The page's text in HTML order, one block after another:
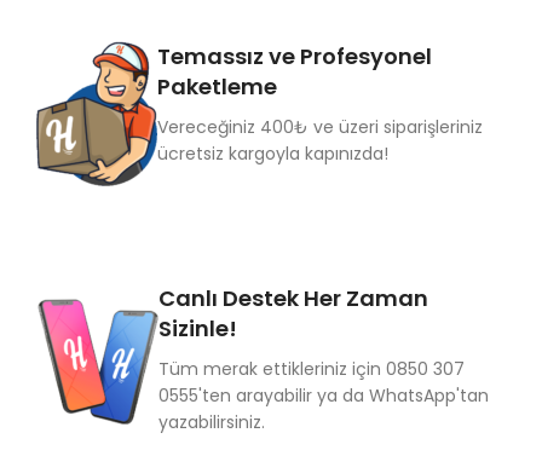
Temassız ve Profesyonel
Paketleme
Vereceğiniz 400₺ ve üzeri siparişleriniz
ücretsiz kargoyla kapınızda!
Canlı Destek Her Zaman
Sizinle!
Tüm merak ettikleriniz için 0850 307
0555'ten arayabilir ya da WhatsApp'tan
yazabilirsiniz.